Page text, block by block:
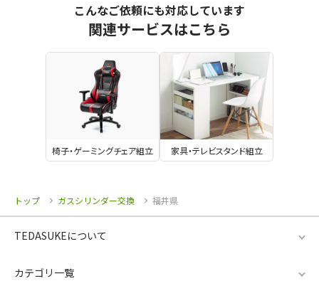
こんなご依頼にも対応しています
関連サービスはこちら
椅子・ゲーミングチェア組立 家具・テレビスタンド組立
トップ ガスシリンダー交換 福井県
TEDASUKEについて
カテゴリ一覧